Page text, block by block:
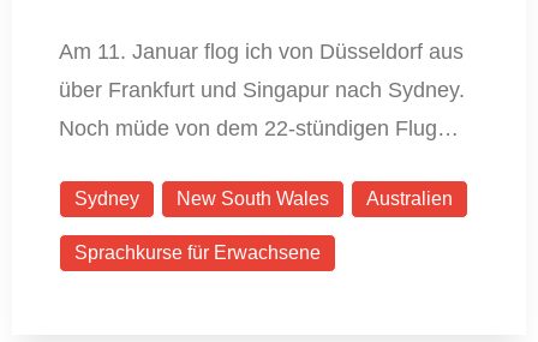
Am 11. Januar flog ich von Düsseldorf aus
über Frankfurt und Singapur nach Sydney.
Noch müde von dem 22-stündigen Flug…
Sydney New South Wales Australien
Sprachkurse für Erwachsene